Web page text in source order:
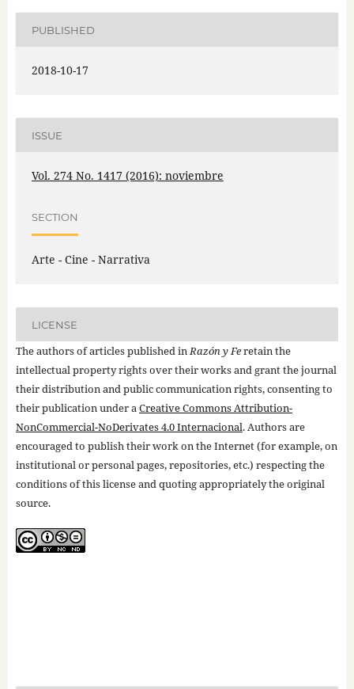
PUBLISHED
2018-10-17
ISSUE
Vol. 274 No. 1417 (2016): noviembre
SECTION
Arte - Cine - Narrativa
LICENSE
The authors of articles published inRazón y Feretain the
intellectual property rights over their works and grant the journal
their distribution and public communication rights, consenting to
their publication under aCreative Commons Attribution-
NonCommercial-NoDerivates 4.0 Internacional. Authors are
encouraged to publish their work on the Internet (for example, on
institutional or personal pages, repositories, etc.) respecting the
conditions of this license and quoting appropriately the original
source.